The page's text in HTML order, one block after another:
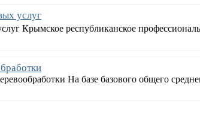
услуг
Крымское республиканское
На базе базового общего